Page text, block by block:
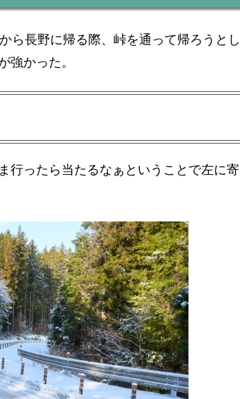
ら長野に帰る際、峠を通って帰ろうとし
強かった。
行ったら当たるなぁということで左に寄